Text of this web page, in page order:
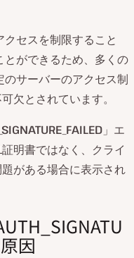
セスを制限すること
ができるため、多くの
サーバーのアクセス制
欠とされています。
」エ
明書ではなく、クライ
がある場合に表示され
因